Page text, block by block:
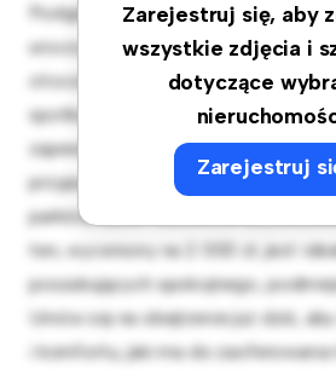
Zarejestruj się, aby
wszystkie zdjęcia i
dotyczące
Zarejestruj
Podgórze Duchackie, Wola
uroczy dom z sypialnią 1 oferuje
otoczenie. Duże podwórko idealnie
spotkań na świeżym powietrzu, a
zapewnia komfortowy
przyjaznej rodzinom okolicy
parków, szkół i obiektów
ten, wyceniony na 2 000 zł, jest
poszukujących spokojnego,
Umów się na obejrzenie już dziś,
i komfortu, jaki ma do zaoferowania